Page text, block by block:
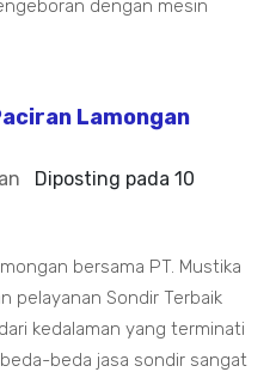
dengan mesin
Lamongan
Diposting pada 10
bersama PT. Mustika
pelayanan Sondir Terbaik
kedalaman yang terminati
beda jasa sondir sangat